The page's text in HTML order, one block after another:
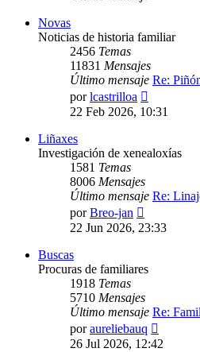
Novas
Noticias de historia familiar
2456 Temas
11831 Mensajes
Último mensaje Re:
porlcastrilloa
último
22 Feb 2026, 10:31
Liñaxes
Investigación de xenealoxías
1581 Temas
8006 Mensajes
Último mensaje Re:
porBreo-jan
último
22 Jun 2026, 23:33
Buscas
Procuras de familiares
1918 Temas
5710 Mensajes
Último mensaje Re:
poraureliebauq
último
26 Jul 2026, 12:42